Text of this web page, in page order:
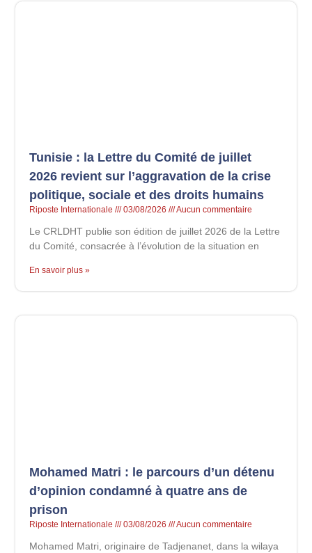
Tunisie : la Lettre du Comité de juillet
2026 revient sur l’aggravation de la crise
politique, sociale et des droits humains
Riposte Internationale 03/08/2026 Aucun commentaire
Le CRLDHT publie son édition de juillet 2026 de la Lettre
du Comité, consacrée à l’évolution de la situation en
En savoir plus »
Mohamed Matri : le parcours d’un détenu
d’opinion condamné à quatre ans de
prison
Riposte Internationale 03/08/2026 Aucun commentaire
Mohamed Matri, originaire de Tadjenanet, dans la wilaya